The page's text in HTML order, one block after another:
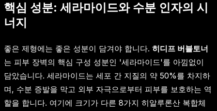
핵심 성분: 세라마이드와 수분 인자의 시
너지
좋은 제형에는 좋은 성분이 담겨야 합니다. 히디프 버블토너
는 피부 장벽의 핵심 구성 성분인 '세라마이드'를 아낌없이
담았습니다. 세라마이드는 세포 간 지질의 약 50%를 차지하
며, 수분 증발을 막고 외부 자극으로부터 피부를 보호하는 역
할을 합니다. 여기에 크기가 다른 8가지 히알루론산 복합체